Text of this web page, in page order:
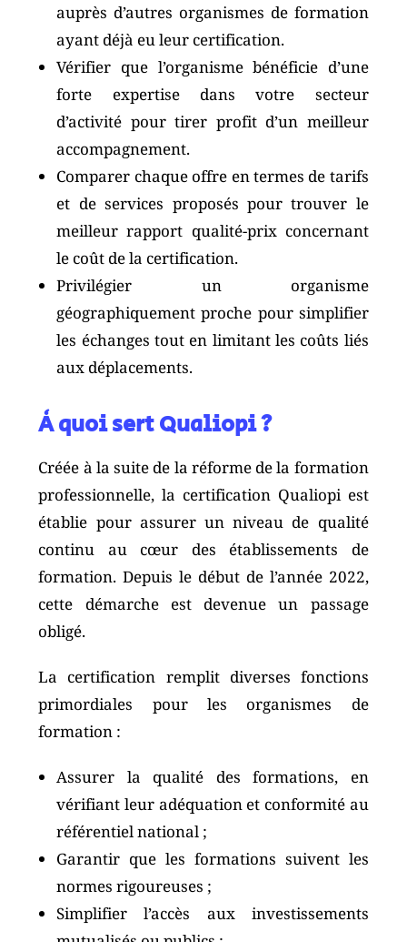
auprès d’autres organismes de formation
ayant déjà eu leur certification.
Vérifier que l’organisme bénéficie d’une
forte expertise dans votre secteur
d’activité pour tirer profit d’un meilleur
accompagnement.
Comparer chaque offre en termes de tarifs
et de services proposés pour trouver le
meilleur rapport qualité-prix concernant
le coût de la certification.
Privilégier un organisme
géographiquement proche pour simplifier
les échanges tout en limitant les coûts liés
aux déplacements.
À quoi sert Qualiopi ?
Créée à la suite de la réforme de la formation
professionnelle, la certification Qualiopi est
établie pour assurer un niveau de qualité
continu au cœur des établissements de
formation. Depuis le début de l’année 2022,
cette démarche est devenue un passage
obligé.
La certification remplit diverses fonctions
primordiales pour les organismes de
formation :
Assurer la qualité des formations, en
vérifiant leur adéquation et conformité au
référentiel national ;
Garantir que les formations suivent les
normes rigoureuses ;
Simplifier l’accès aux investissements